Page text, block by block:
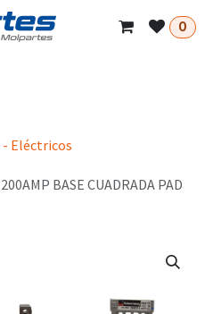
0
- Eléctricos
BASE CUADRADA PAD